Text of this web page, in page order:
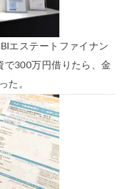
エステートファイナン
で300万円借りたら、金
た。